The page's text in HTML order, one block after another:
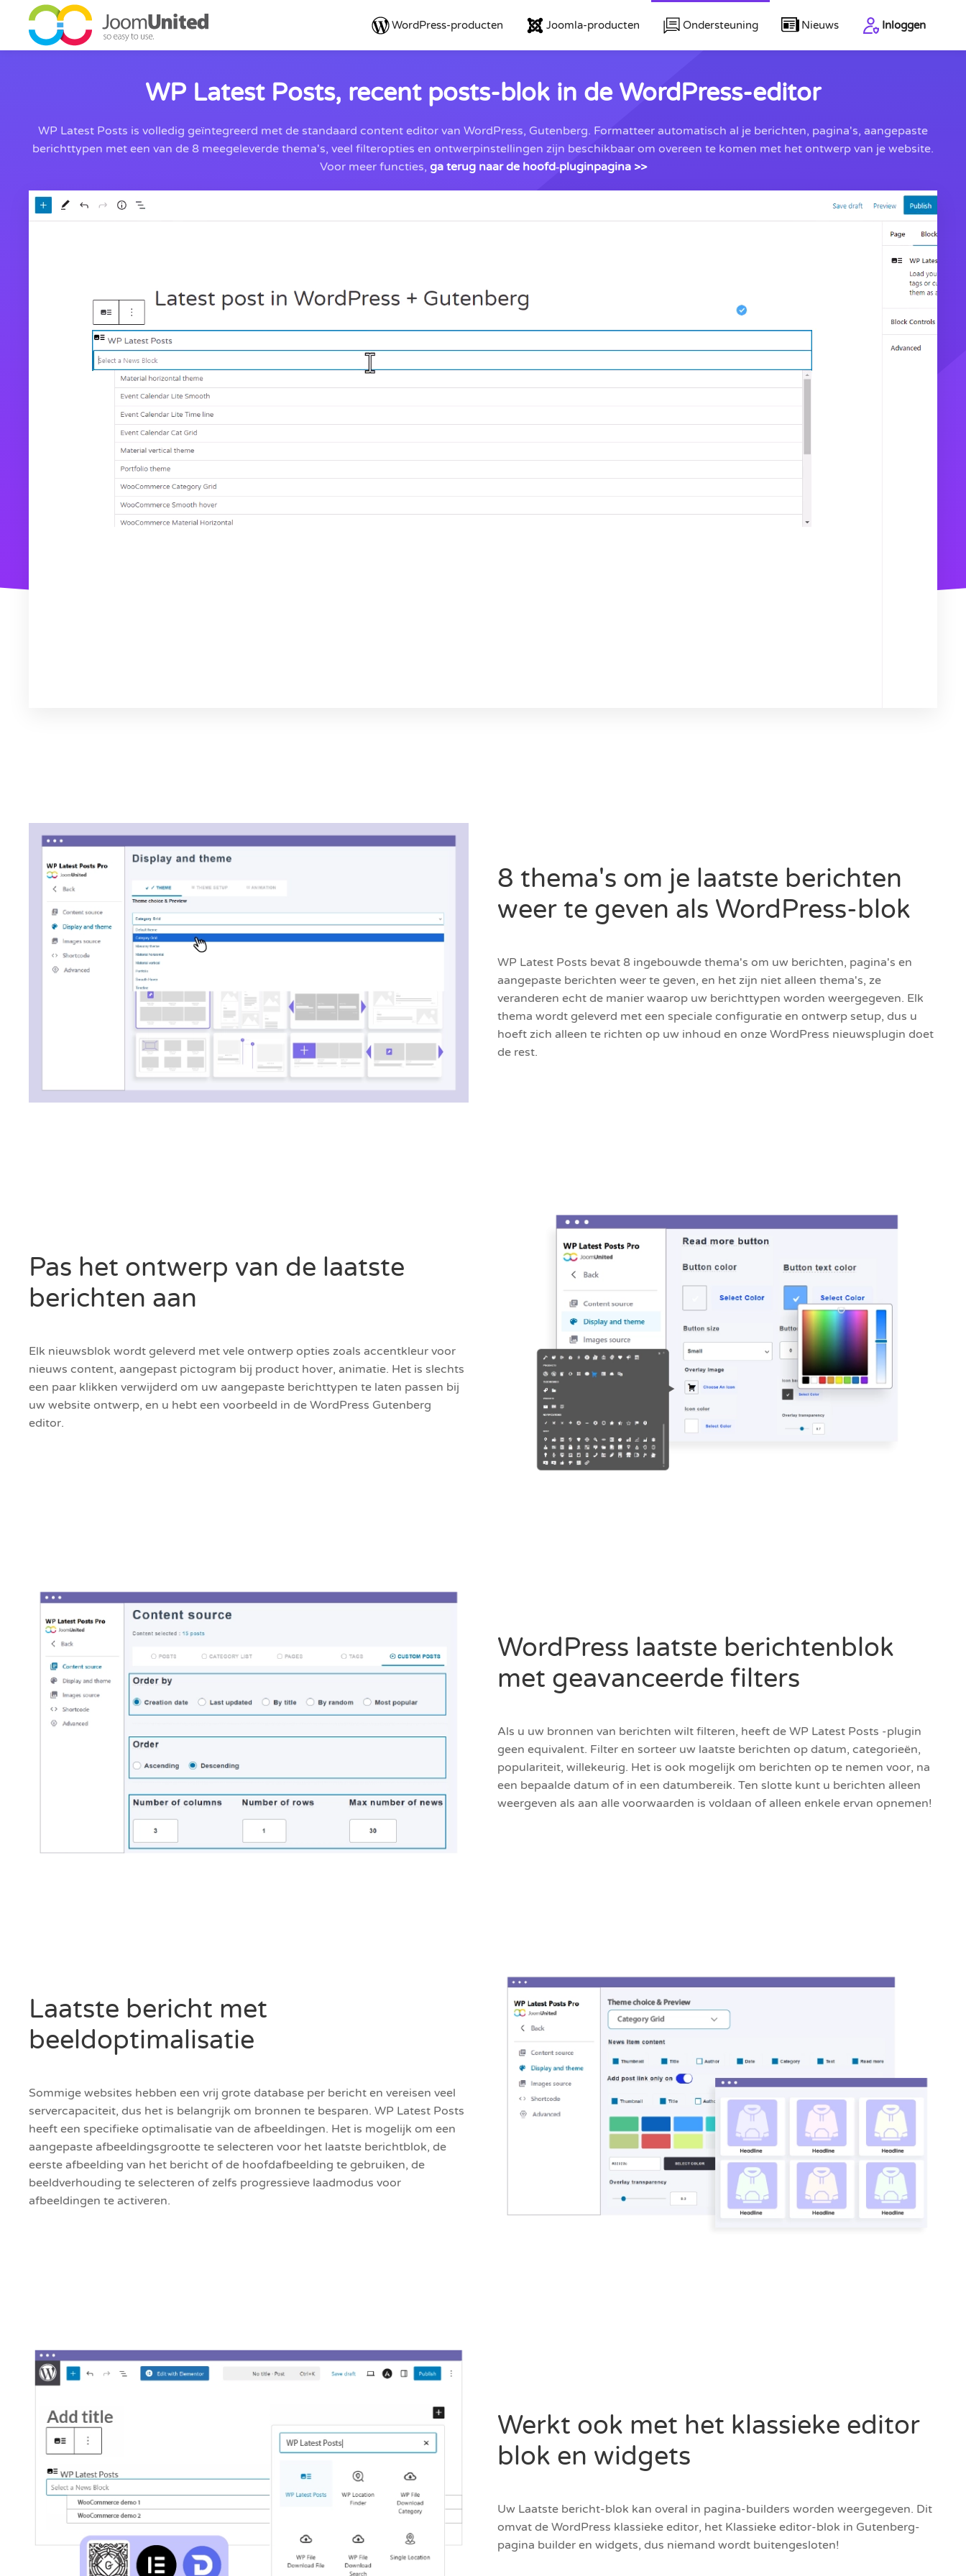
Ga naar de hoofdinhoud
WordPress-producten Joomla-producten Ondersteuning Nieuws Inloggen
WP Latest Posts, recent posts-blok in de WordPress-editor
WP Latest Posts is volledig geïntegreerd met de standaard content editor van WordPress, Gutenberg. Formatteer automatisch al je berichten, pagina's, aangepaste
berichttypen met een van de 8 meegeleverde thema's, veel filteropties en ontwerpinstellingen zijn beschikbaar om overeen te komen met het ontwerp van je website.
Voor meer functies, ga terug naar de hoofd‑pluginpagina >>
8 thema's om je laatste berichten
weer te geven als WordPress-blok
WP Latest Posts bevat 8 ingebouwde thema's om uw berichten, pagina's en
aangepaste berichten weer te geven, en het zijn niet alleen thema's, ze
veranderen echt de manier waarop uw berichttypen worden weergegeven. Elk
thema wordt geleverd met een speciale configuratie en ontwerp setup, dus u
hoeft zich alleen te richten op uw inhoud en onze WordPress nieuwsplugin doet
de rest.
Pas het ontwerp van de laatste
berichten aan
Elk nieuwsblok wordt geleverd met vele ontwerp opties zoals accentkleur voor
nieuws content, aangepast pictogram bij product hover, animatie. Het is slechts
een paar klikken verwijderd om uw aangepaste berichttypen te laten passen bij
uw website ontwerp, en u hebt een voorbeeld in de WordPress Gutenberg
editor.
WordPress laatste berichtenblok
met geavanceerde filters
Als u uw bronnen van berichten wilt filteren, heeft de WP Latest Posts -plugin
geen equivalent. Filter en sorteer uw laatste berichten op datum, categorieën,
populariteit, willekeurig. Het is ook mogelijk om berichten op te nemen voor, na
een bepaalde datum of in een datumbereik. Ten slotte kunt u berichten alleen
weergeven als aan alle voorwaarden is voldaan of alleen enkele ervan opnemen!
Laatste bericht met
beeldoptimalisatie
Sommige websites hebben een vrij grote database per bericht en vereisen veel
servercapaciteit, dus het is belangrijk om bronnen te besparen. WP Latest Posts
heeft een specifieke optimalisatie van de afbeeldingen. Het is mogelijk om een
aangepaste afbeeldingsgrootte te selecteren voor het laatste berichtblok, de
eerste afbeelding van het bericht of de hoofdafbeelding te gebruiken, de
beeldverhouding te selecteren of zelfs progressieve laadmodus voor
afbeeldingen te activeren.
Werkt ook met het klassieke editor
blok en widgets
Uw Laatste bericht-blok kan overal in pagina-builders worden weergegeven. Dit
omvat de WordPress klassieke editor, het Klassieke editor-blok in Gutenberg-
pagina builder en widgets, dus niemand wordt buitengesloten!